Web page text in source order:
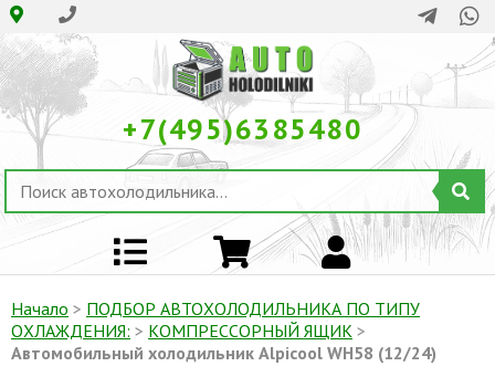
+7(495)6385480
Начало > ПОДБОР АВТОХОЛОДИЛЬНИКА ПО ТИПУ
ОХЛАЖДЕНИЯ: > КОМПРЕССОРНЫЙ ЯЩИК >
Автомобильный холодильник Alpicool WH58 (12/24)